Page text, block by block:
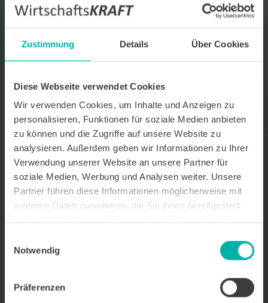
Zustimmung Details Über Cookies
Diese Webseite verwendet Cookies
Wir verwenden Cookies, um Inhalte und Anzeigen zu
personalisieren, Funktionen für soziale Medien anbieten
zu können und die Zugriffe auf unsere Website zu
analysieren. Außerdem geben wir Informationen zu Ihrer
Verwendung unserer Website an unsere Partner für
soziale Medien, Werbung und Analysen weiter. Unsere
Partner führen diese Informationen möglicherweise mit
weiteren Daten zusammen, die Sie ihnen bereitgestellt
Notwendig
Präferenzen
E-Mail *
WirtschaftsKRAFT der INFO - Das Magazin Pforzheim GmbH
erhalte. Um die Inhalte des Newsletters besser auf meine
persönlichen Interessen auszurichten, stimme ich außerdem zu,
hierfür mein personenbezogenes Nutzungsverhalten des
Newsletters zu erfassen und auszuwerten. Der Newsletter enthält
begleitende Werbeinformationen zu Produkten und
Dienstleistungen lokal ansässiger Werbekunden. Ich kann meine
Einwilligung jederzeit kostenfrei für die Zukunft durch den in jedem
Newsletter enthaltenen Abmeldelink oder per E-Mail an info@info-
pforzheim.de widerrufen. Meine E-Mail-Adresse wird ausschließlich
zur Zustellung des Newsletters genutzt. Detaillierte Informationen
zum Umgang mit Ihren Daten und der von uns eingesetzten
Newsletter-Software Cleverreach finden Sie in unserer
Datenschutzerklärung.